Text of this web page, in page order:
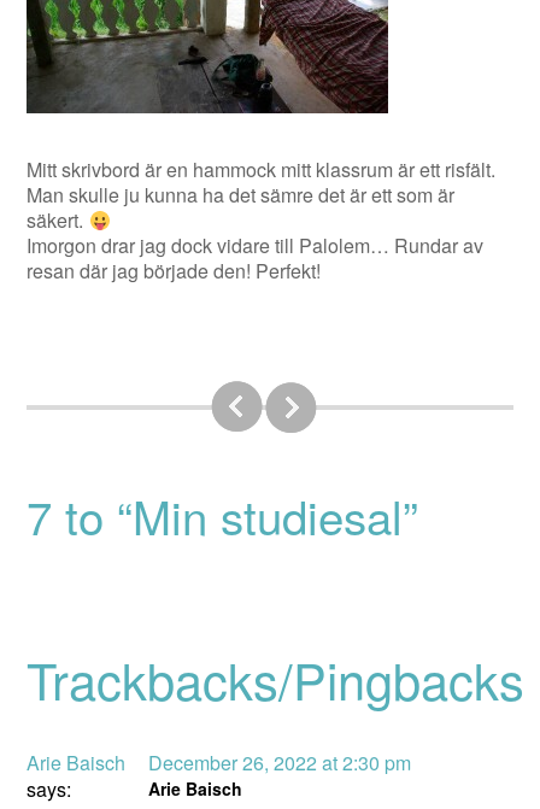
Mitt skrivbord är en hammock mitt klassrum är ett risfält.
Man skulle ju kunna ha det sämre det är ett som är
säkert.
Imorgon drar jag dock vidare till Palolem… Rundar av
resan där jag började den! Perfekt!
7 to “Min studiesal”
Trackbacks/Pingbacks
Arie Baisch
says:
December 26, 2022 at 2:30 pm
Arie Baisch